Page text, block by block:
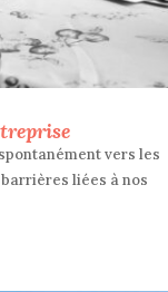
vers les
liées à nos